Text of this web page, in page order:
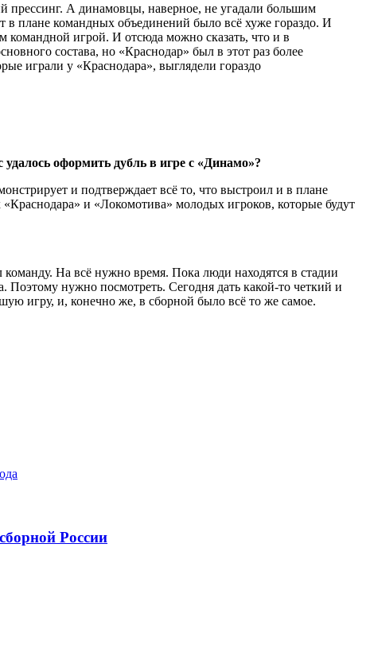
прессинг. А динамовцы, наверное, не угадали большим
плане командных объединений было всё хуже гораздо. И
командной игрой. И отсюда можно сказать, что и в
состава, но «Краснодар» был в этот раз более
играли у «Краснодара», выглядели гораздо
оформить дубль в игре с «Динамо»?
и подтверждает всё то, что выстроил и в плане
и «Локомотива» молодых игроков, которые будут
На всё нужно время. Пока люди находятся в стадии
нужно посмотреть. Сегодня дать какой-то четкий и
игру, и, конечно же, в сборной было всё то же самое.
России